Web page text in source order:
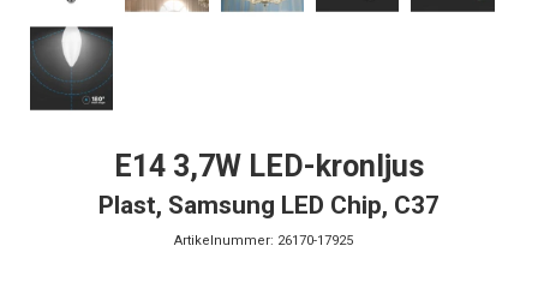
E14 3,7W LED-kronljus
Plast, Samsung LED Chip, C37
Artikelnummer: 26170-17925